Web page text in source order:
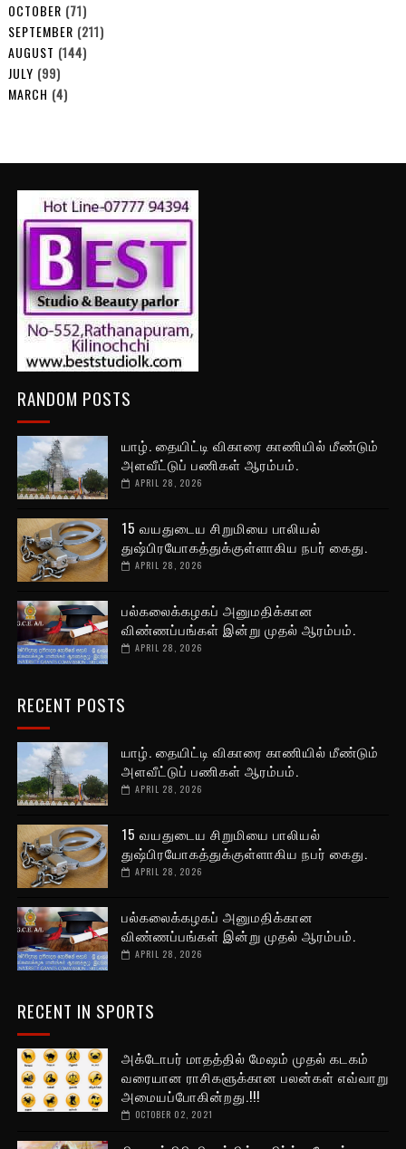
OCTOBER (71)
SEPTEMBER (211)
AUGUST (144)
JULY (99)
MARCH (4)
RANDOM POSTS
யாழ். தையிட்டி விகாரை காணியில் மீண்டும்
அளவீட்டுப் பணிகள் ஆரம்பம்.
APRIL 28, 2026
15 வயதுடைய சிறுமியை பாலியல்
துஷ்பிரயோகத்துக்குள்ளாகிய நபர் கைது.
APRIL 28, 2026
பல்கலைக்கழகப் அனுமதிக்கான
விண்ணப்பங்கள் இன்று முதல் ஆரம்பம்.
APRIL 28, 2026
RECENT POSTS
யாழ். தையிட்டி விகாரை காணியில் மீண்டும்
அளவீட்டுப் பணிகள் ஆரம்பம்.
APRIL 28, 2026
15 வயதுடைய சிறுமியை பாலியல்
துஷ்பிரயோகத்துக்குள்ளாகிய நபர் கைது.
APRIL 28, 2026
பல்கலைக்கழகப் அனுமதிக்கான
விண்ணப்பங்கள் இன்று முதல் ஆரம்பம்.
APRIL 28, 2026
RECENT IN SPORTS
அக்டோபர் மாதத்தில் மேஷம் முதல் கடகம்
வரையான ராசிகளுக்கான பலன்கள் எவ்வாறு
அமையப்போகின்றது.!!!
OCTOBER 02, 2021